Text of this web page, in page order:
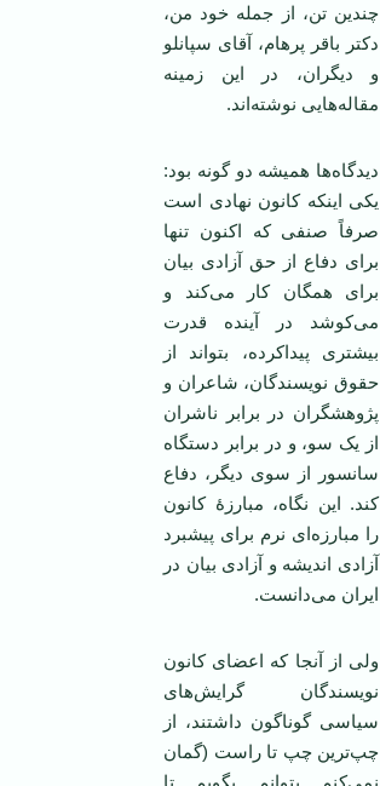
چندین تن، از جمله خود من،
دکتر باقر پرهام، آقای سپانلو
و دیگران، در این زمینه
مقاله‌هایی نوشته‌اند.
دیدگاه‌ها همیشه دو گونه بود:
یکی اینکه کانون نهادی است
صرفاً صنفی که اکنون تنها
برای دفاع از حق آزادی بیان
برای همگان کار می‌کند و
می‌کوشد در آینده قدرت
بیشتری پیداکرده، بتواند از
حقوق نویسندگان، شاعران و
پژوهشگران در برابر ناشران
از یک سو، و در برابر دستگاه
سانسور از سوی دیگر، دفاع
کند. این نگاه، مبارزۀ کانون
را مبارزه‌ای نرم برای پیشبرد
آزادی اندیشه و آزادی بیان در
ایران می‌دانست.
ولی از آنجا که اعضای کانون
نویسندگان گرایش‌های
سیاسی گوناگون داشتند، از
چپ‌ترین چپ تا راست (گمان
نمی‌کنم بتوانم بگویم تا